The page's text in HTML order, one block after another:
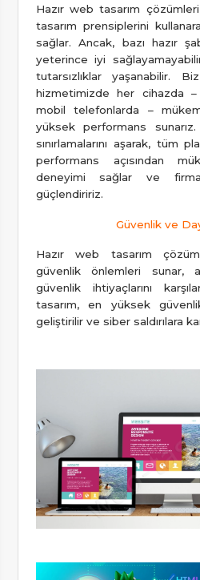
Hazır web tasarım
tasarım prensiplerini
sağlar. Ancak, bazı hazır
yeterince iyi
tutarsızlıklar yaşanabilir.
hizmetimizde her cihazda
mobil telefonlarda –
yüksek performans sunarız.
sınırlamalarını aşarak, tüm
performans açısından
deneyimi sağlar ve
güçlendiririz.
Güvenlik ve
Hazır web tasarım
güvenlik önlemleri sunar,
güvenlik ihtiyaçlarını
tasarım, en yüksek
geliştirilir ve siber saldırılara